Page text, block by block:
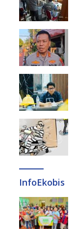
InfoEkobis